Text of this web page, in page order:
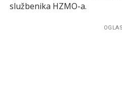
službenika HZMO-a.
OGLAS